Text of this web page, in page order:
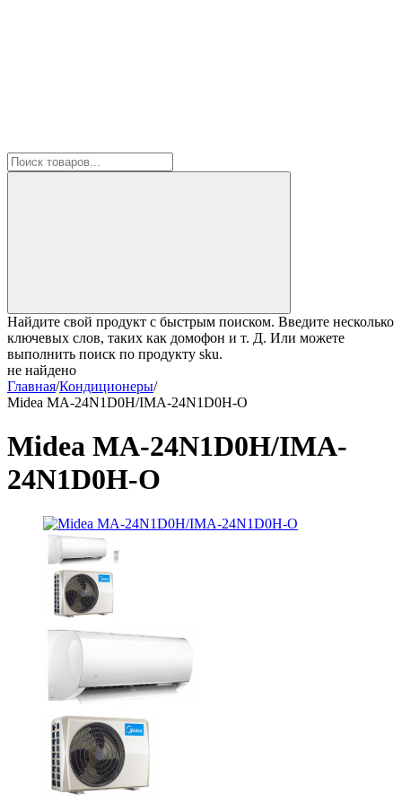
Найдите свой продукт с быстрым поиском. Введите несколько
ключевых слов, таких как домофон и т. Д. Или можете
выполнить поиск по продукту sku.
не найдено
Главная/Кондиционеры/
Midea MA-24N1D0H/IMA-24N1D0H-O
Midea MA-24N1D0H/IMA-
24N1D0H-O